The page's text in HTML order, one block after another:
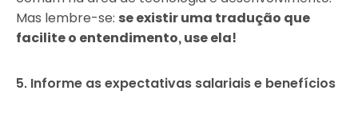
Mas lembre-se: se existir uma tradução que
facilite o entendimento, use ela!
5. Informe as expectativas salariais e benefícios